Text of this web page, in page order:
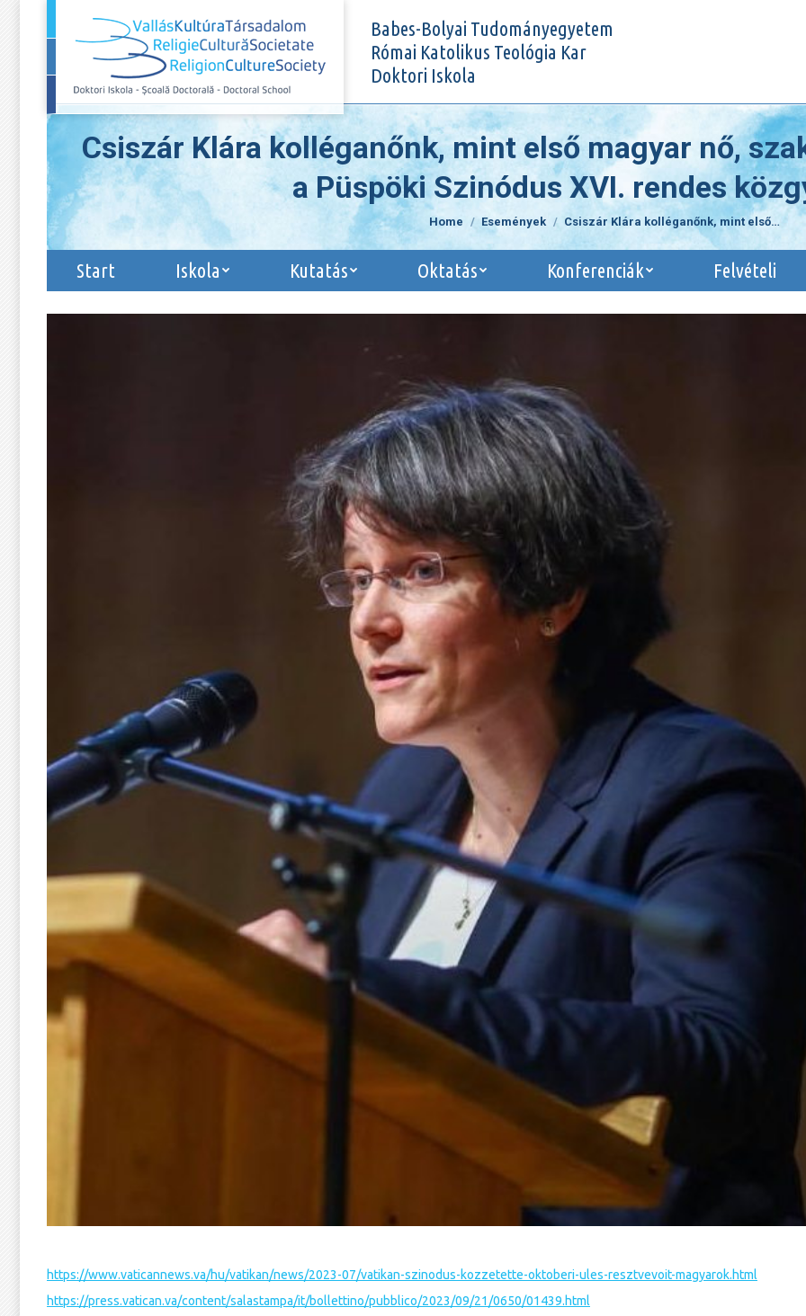
Babes-Bolyai Tudományegyetem
Római Katolikus Teológia Kar
Doktori Iskola
Start Iskola Kutatás Oktatás Konferenciák Felvételi
Csiszár Klára kolléganőnk, mint első magyar nő,
a Püspöki Szinódus XVI. rendes
You are here:
Home Események Csiszár Klára kolléganőnk, mint első…
https://www.vaticannews.va/hu/vatikan/news/2023-07/vatikan-szinodus-kozzetette-oktoberi-ules-resztvevoit-magyarok.html
https://press.vatican.va/content/salastampa/it/bollettino/pubblico/2023/09/21/0650/01439.html
Start Iskola Kutatás Oktatás Konferenciák